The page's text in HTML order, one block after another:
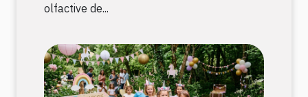
olfactive de...